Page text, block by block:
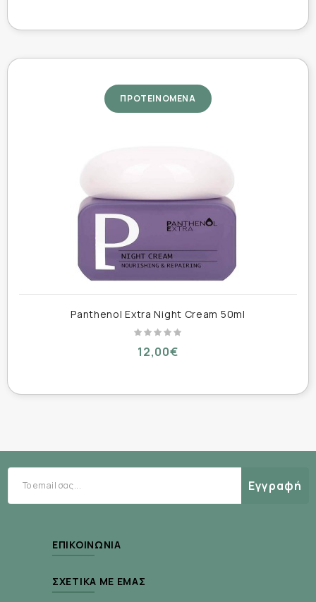
καθαριστικά συστατικά και πανθενόλη,
απαλή και φρέσκια, χωρίς να προκαλεί ξηρότητα.
Ιδιότητες:
Ολοκληρωμένο σετ καθημερινής περιποίησης
Κρέμα ημέρας με SPF15
Προστατεύει από την ηλιακή ακτινοβολία
Προσφέρει αντιοξειδωτική δράση
Αφαιρεί ρύπους και μακιγιάζ
Ιδανικό γιαόλους τους τύπους δέρματος
Δερματολογικά ελεγμένα
ΠΡΟΤΕΙΝΟΜΕΝΑ
Panthenol Extra Night Cream 50ml
12,00€
Εγγραφή
ΕΠΙΚΟΙΝΩΝΊΑ
ΣΧΕΤΙΚΆ ΜΕ ΕΜΆΣ